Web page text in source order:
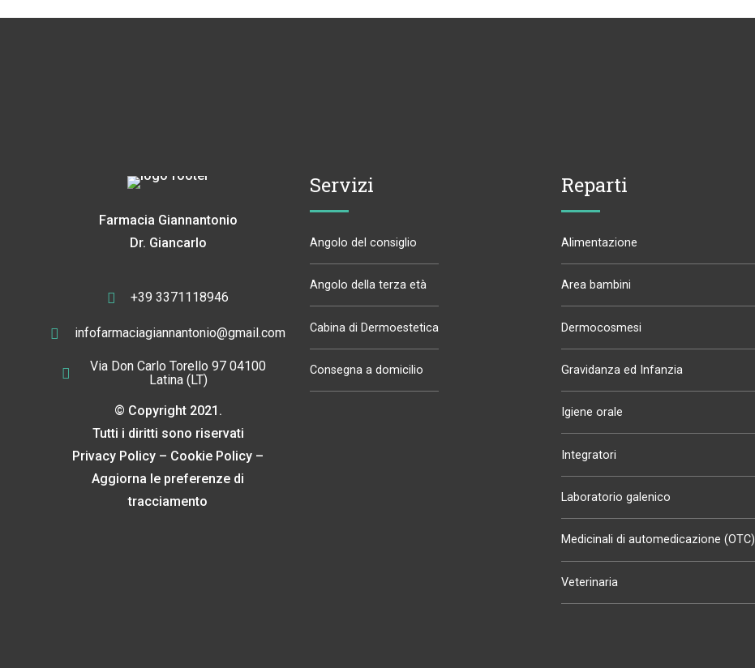
Farmacia Giannantonio
Dr. Giancarlo
+39 3371118946
infofarmaciagiannantonio@gmail.com
Via Don Carlo Torello 97 04100
Latina (LT)
© Copyright 2021.
Tutti i diritti sono riservati
Privacy Policy – Cookie Policy –
Aggiorna le preferenze di
tracciamento
Servizi
Angolo del consiglio
Angolo della terza età
Cabina di Dermoestetica
Consegna a domicilio
Reparti
Alimentazione
Area bambini
Dermocosmesi
Gravidanza ed Infanzia
Igiene orale
Integratori
Laboratorio galenico
Medicinali di automedicazione (OTC)
Veterinaria